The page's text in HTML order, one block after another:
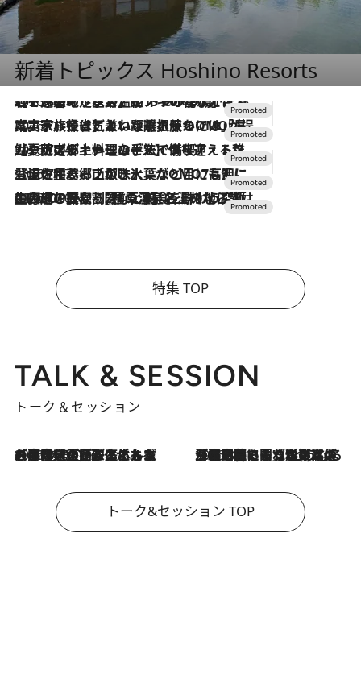
新着トピックス Hoshino Resorts
2026.8.7
【トンボの足水浴】ヒノキの香りに包まれて涼感マックス！約13℃の湧水かけ流しを避暑地「星野温泉 トンボの湯」で体験
2026.7.31
【ホテル帰省】という選択肢をOMOが提案。家族とほどよい距離を保つには「昼は実家、夜は気兼ねなくホテルで！」
2026.7.24
【夏限定ディナーコース】旬を迎える稚鮎や花ズッキーニなどをイタリア・トスカーナの郷土料理の手法で満喫！
2026.7.17
「土佐和ハーブかき氷」がOMO7高知に登場！生姜、山椒、大葉など目にも舌にも涼を呼ぶ郷土の味
2026.7.10
NEW OPEN！【界 草津】名湯の地に誕生。趣の異なる2種の温泉と上州ならではの会席・蕎麦割烹など美食を味わう究極の癒やし旅
特集 TOP
TALK & SESSION
トーク＆セッション
2026.8.3
「今後値上げがあるとすれば…」「リスクがあるのは今年の冬」エネルギー専門家が語る、ホルムズ海峡封鎖が家庭にもたらす“ある心配” 2026.8.3
「住宅建てられない…」「サーチャージ料の高値が続いている」ホルムズ海峡封鎖による影響はいつまで続く？《エネルギー専門家に聞く“どうなる日本の暮らし”》
トーク&セッション TOP